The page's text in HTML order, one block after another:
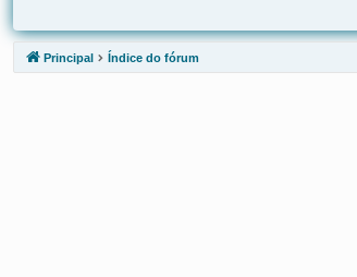
Principal Índice do fórum